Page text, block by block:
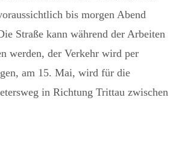
bis morgen Abend
Straße kann während der Arbeiten
werden, der Verkehr wird per
am 15. Mai, wird für die
in Richtung Trittau zwischen